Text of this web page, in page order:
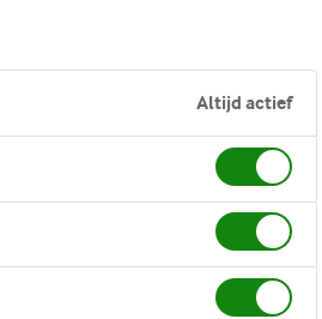
Altijd actief